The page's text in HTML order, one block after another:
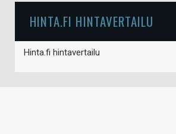
HINTA.FI HINTAVERTAILU
Hinta.fi hintavertailu